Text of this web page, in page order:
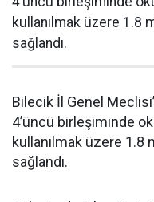
kullanılmak üzere 1.8
sağlandı.
Bilecik İl Genel
4’üncü birleşiminde
kullanılmak üzere 1.8
sağlandı.